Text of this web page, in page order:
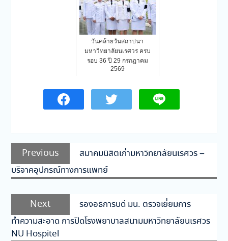
วันคล้ายวันสถาปนา
มหาวิทยาลัยนเรศวร ครบ
รอบ 36 ปี 29 กรกฎาคม
2569
แนะแนว
เรื่อง
Previous
Previous
post:
สมาคมนิสิตเก่ามหาวิทยาลัยนเรศวร –
บริจาคอุปกรณ์ทางการแพทย์
Next
Next
post:
รองอธิการบดี มน. ตรวจเยี่ยมการ
ทำความสะอาด การปิดโรงพยาบาลสนามมหาวิทยาลัยนเรศวร
NU Hospitel